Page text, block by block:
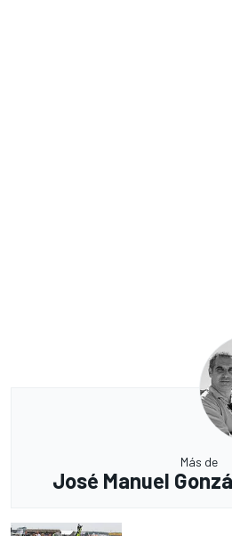
Más de
José Manuel